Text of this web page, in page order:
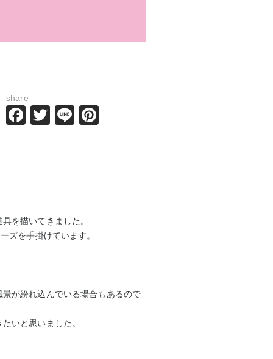
share
Facebook
Twitter
Line
を描いてきました。
ズを手掛けています。
が紛れ込んでいる場合もあるので
いと思いました。